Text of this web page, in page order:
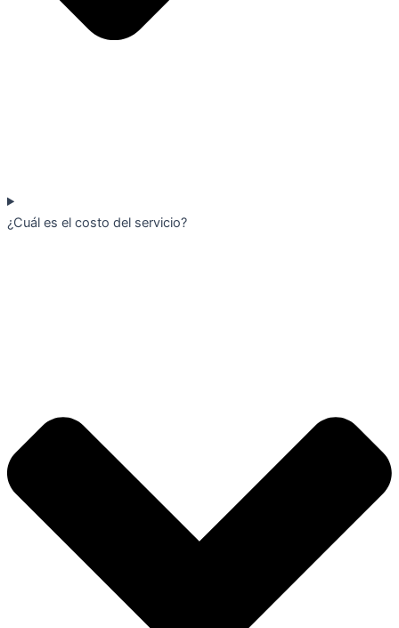
¿Cuál es el costo del servicio?